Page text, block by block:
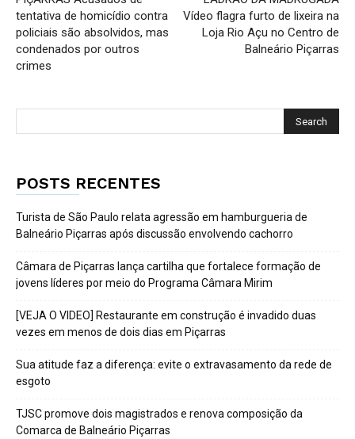
tentativa de homicídio contra
policiais são absolvidos, mas
condenados por outros
crimes
Vídeo flagra furto de lixeira na
Loja Rio Açu no Centro de
Balneário Piçarras
POSTS RECENTES
Turista de São Paulo relata agressão em hamburgueria de
Balneário Piçarras após discussão envolvendo cachorro
Câmara de Piçarras lança cartilha que fortalece formação de
jovens líderes por meio do Programa Câmara Mirim
[VEJA O VIDEO] Restaurante em construção é invadido duas
vezes em menos de dois dias em Piçarras
Sua atitude faz a diferença: evite o extravasamento da rede de
esgoto
TJSC promove dois magistrados e renova composição da
Comarca de Balneário Piçarras